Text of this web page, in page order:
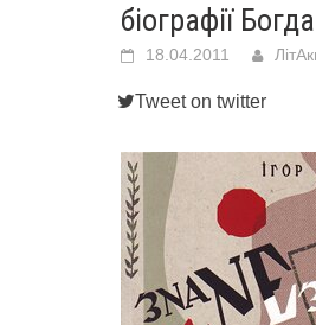
біографії
18.04.2011
Tweet on twitter